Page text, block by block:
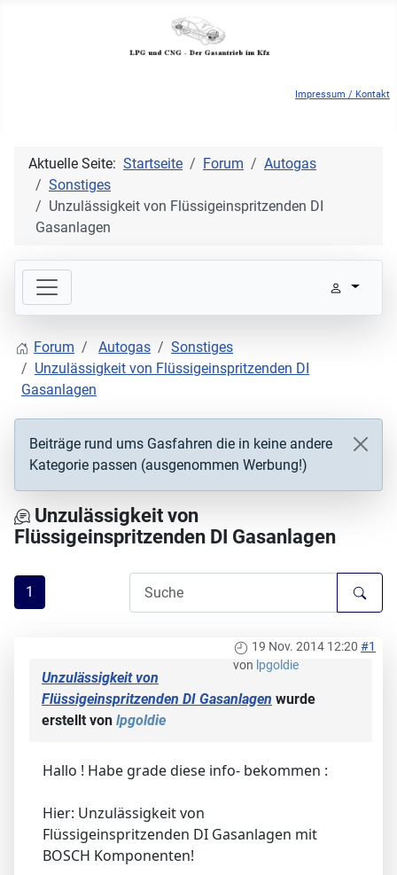
Impressum / Kontakt
Aktuelle Seite: Startseite Forum
Autogas
Sonstiges
Unzulässigkeit von Flüssigeinspritzenden DI
Gasanlagen
Forum Autogas
Sonstiges
Unzulässigkeit von Flüssigeinspritzenden DI
Gasanlagen
Beiträge rund ums Gasfahren die in keine andere
Kategorie passen (ausgenommen Werbung!)
Unzulässigkeit von
Flüssigeinspritzenden DI Gasanlagen
1
19 Nov. 2014 12:20 #1
von lpgoldie
Unzulässigkeit von
Flüssigeinspritzenden DI Gasanlagen wurde
erstellt von lpgoldie
Hallo ! Habe grade diese info- bekommen :
Hier: Unzulässigkeit von
Flüssigeinspritzenden DI Gasanlagen mit
BOSCH Komponenten!